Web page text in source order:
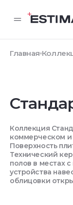
Главная
Коллекция
коммерческом и
Поверхность
Технический
полов в местах
устройства
облицовки